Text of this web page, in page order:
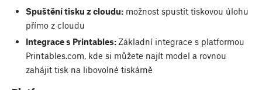
Spuštění tisku z cloudu:možnost spustit tiskovou úlohu
přímo z cloudu
Integrace s Printables:Základní integrace s platformou
Printables.com, kde si můžete najít model a rovnou
zahájit tisk na libovolné tiskárně